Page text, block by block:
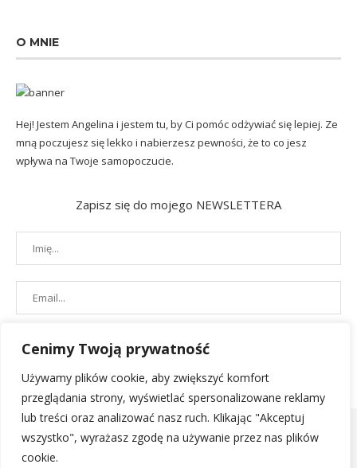
Cenimy Twoją prywatność
Używamy plików cookie, aby zwiększyć komfort
przeglądania strony, wyświetlać spersonalizowane reklamy
lub treści oraz analizować nasz ruch. Klikając "Akceptuj
wszystko", wyrażasz zgodę na używanie przez nas plików
cookie.
O MNIE
Hej! Jestem Angelina i jestem tu, by Ci pomóc odżywiać się lepiej. Ze
mną poczujesz się lekko i nabierzesz pewności, że to co jesz
wpływa na Twoje samopoczucie.
Zapisz się do mojego NEWSLETTERA